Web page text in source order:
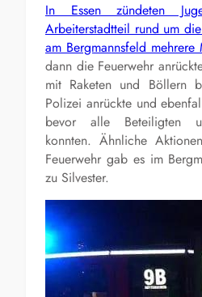
In Essen zündeten
Arbeiterstadtteil rund um
am Bergmannsfeld
dann die Feuerwehr
mit Raketen und Böllern
Polizei anrückte und
bevor alle Beteiligten
konnten. Ähnliche
Feuerwehr gab es im
zu Silvester.